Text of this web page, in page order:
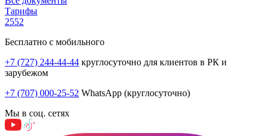
Тарифы
2552
Бесплатно с мобильного
+7 (727) 244-44-44 круглосуточно для клиентов в РК и
зарубежом
+7 (707) 000-25-52 WhatsApp (круглосуточно)
Мы в соц. сетях